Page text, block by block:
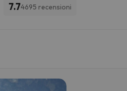
7.74695 recensioni